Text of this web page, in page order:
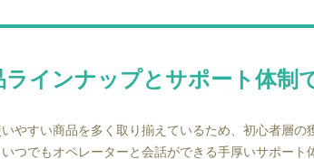
ラインナップとサポート体制
やすい商品を多く取り揃えているため、初心者層の
つでもオペレーターと会話ができる手厚いサポー